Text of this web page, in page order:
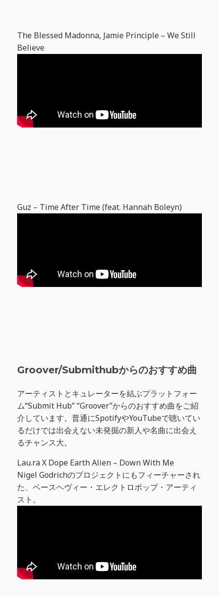
The Blessed Madonna, Jamie Principle – We Still
Believe
Guz – Time After Time (feat. Hannah Boleyn)
Groover/Submithubからのおすすめ曲
アーティストとキュレーターを結ぶプラットフォー
ム“Submit Hub” “Groover”からのおすすめ曲をご紹
介しています。普通にSpotifyやYouTubeで聴いてい
るだけでは出会えない未発掘の新人や名曲に出会え
るチャンス大。
Lau.ra X Dope Earth Alien – Down With Me
Nigel Godrichのプロジェクトにもフィーチャーされ
た、ベースヘヴィー・エレクトロポップ・アーティ
スト。